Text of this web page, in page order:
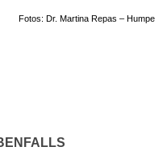
Fotos: Dr. Martina Repas – Humpe